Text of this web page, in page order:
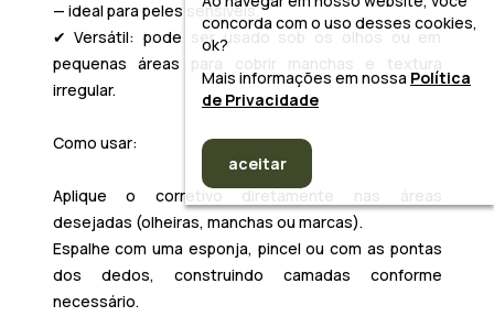
— ideal para peles sensíveis.
✔ Versátil: pode ser usado sob os olhos ou em
pequenas áreas para cobrir manchas e textura
irregular.
Como usar:
Aplique o corretivo diretamente nas áreas
desejadas (olheiras, manchas ou marcas).
Espalhe com uma esponja, pincel ou com as pontas
dos dedos, construindo camadas conforme
necessário.
concorda com o uso desses cookies,
ok?
Mais informações em nossa Política
de Privacidade
aceitar